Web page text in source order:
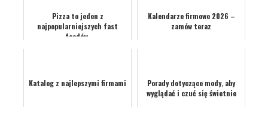
Pizza to jeden z
najpopularniejszych fast
foodów.
Kalendarze firmowe 2026 –
zamów teraz
Katalog z najlepszymi firmami
Porady dotyczące mody, aby
wyglądać i czuć się świetnie